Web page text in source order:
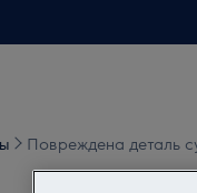
Повреждена деталь